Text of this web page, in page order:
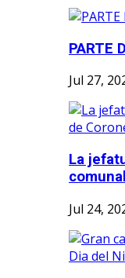
PARTE
Jul 27,
La
Jul 24,